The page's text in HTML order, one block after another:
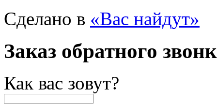
Сделано в «Вас найдут»
Заказ обратного
Как вас зовут?